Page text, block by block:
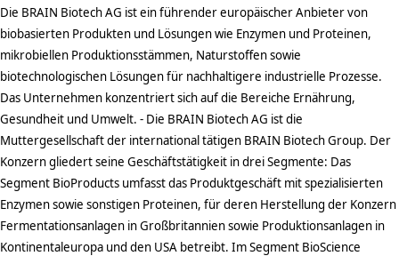
Die BRAIN Biotech AG ist ein führender europäischer Anbieter von
biobasierten Produkten und Lösungen wie Enzymen und Proteinen,
mikrobiellen Produktionsstämmen, Naturstoffen sowie
biotechnologischen Lösungen für nachhaltigere industrielle Prozesse.
Das Unternehmen konzentriert sich auf die Bereiche Ernährung,
Gesundheit und Umwelt. - Die BRAIN Biotech AG ist die
Muttergesellschaft der international tätigen BRAIN Biotech Group. Der
Konzern gliedert seine Geschäftstätigkeit in drei Segmente: Das
Segment BioProducts umfasst das Produktgeschäft mit spezialisierten
Enzymen sowie sonstigen Proteinen, für deren Herstellung der Konzern
Fermentationsanlagen in Großbritannien sowie Produktionsanlagen in
Kontinentaleuropa und den USA betreibt. Im Segment BioScience